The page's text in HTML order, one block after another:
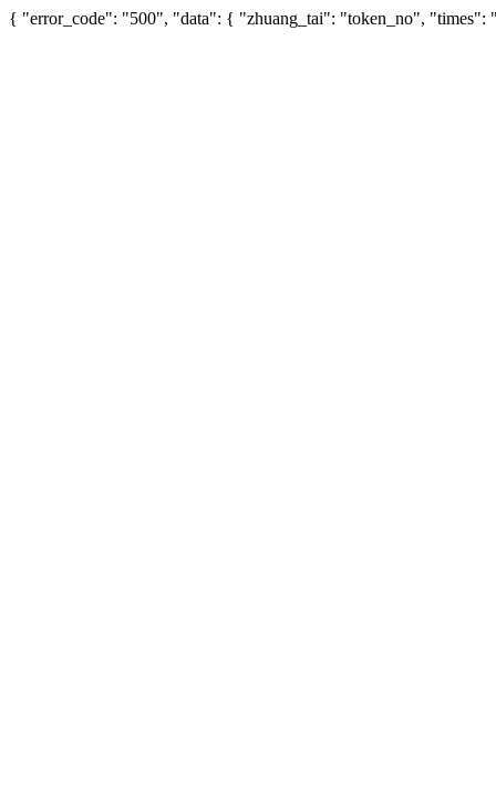
{ "error_code": "500", "data": { "zhuang_tai": "token_no", "times":